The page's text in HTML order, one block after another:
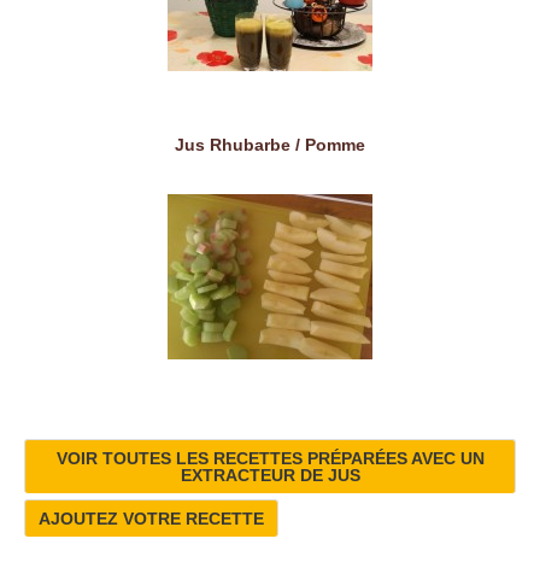
Jus Rhubarbe / Pomme
VOIR TOUTES LES RECETTES PRÉPARÉES AVEC UN
EXTRACTEUR DE JUS
AJOUTEZ VOTRE RECETTE